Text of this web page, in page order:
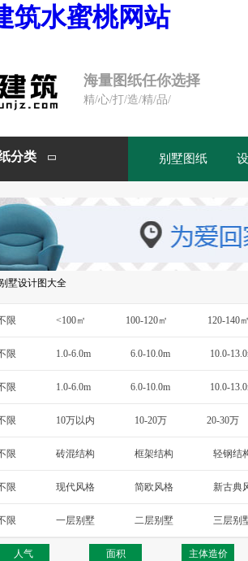
筑水蜜桃网站
海量图纸任你选择
精/心/打/造/精/品/
分类  别墅图纸
墅设计图大全
限 <100㎡ 100-120㎡ 120-140
限 1.0-6.0m 6.0-10.0m 10.0-
限 1.0-6.0m 6.0-10.0m 10.0-
限 10万以内 10-20万 20-30万
限 砖混结构 框架结构 轻钢结
限 现代风格 简欧风格 新古典
班牙风格 地中海风格
限 一层别墅 二层别墅 三层别
人气 面积 主体造价